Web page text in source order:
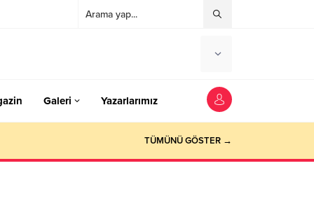
Galeri Yazarlarımız
TÜMÜNÜ GÖSTER →